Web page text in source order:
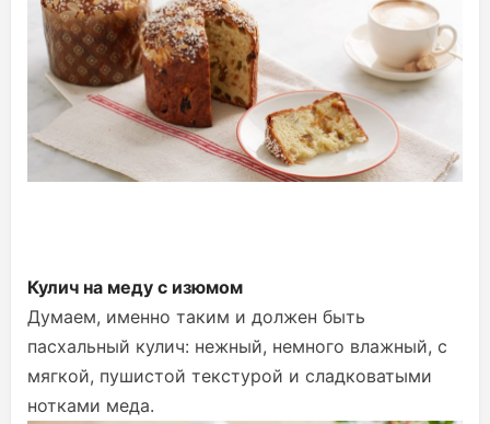
Кулич на меду с изюмом
Думаем, именно таким и должен быть
пасхальный кулич: нежный, немного влажный, с
мягкой, пушистой текстурой и сладковатыми
нотками меда.